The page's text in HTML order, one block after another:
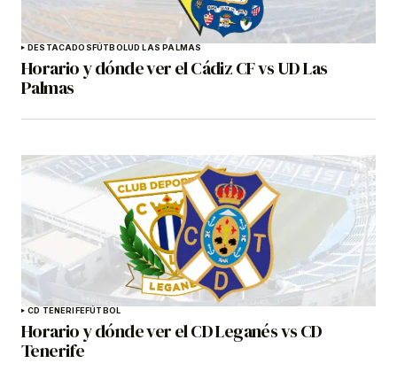
DESTACADOSFÚTBOLUD LAS PALMAS
Horario y dónde ver el Cádiz CF vs UD Las
Palmas
CD TENERIFEFÚTBOL
Horario y dónde ver el CD Leganés vs CD
Tenerife